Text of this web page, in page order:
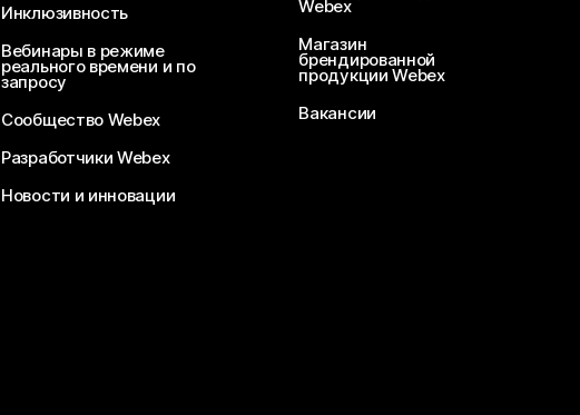
Инклюзивность
Вебинары в режиме
реального времени и по
запросу
Сообщество Webex
Разработчики Webex
Новости и инновации
Webex
Магазин
брендированной
продукции Webex
Вакансии